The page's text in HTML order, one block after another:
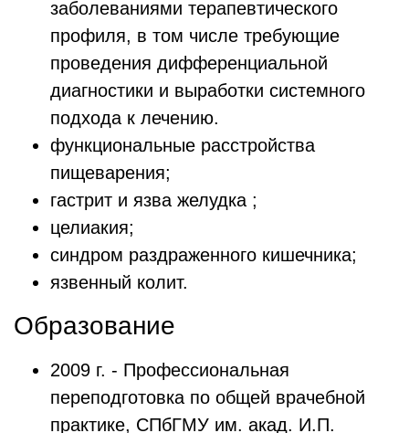
заболеваниями терапевтического
профиля, в том числе требующие
проведения дифференциальной
диагностики и выработки системного
подхода к лечению.
функциональные расстройства
пищеварения;
гастрит и язва желудка ;
целиакия;
синдром раздраженного кишечника;
язвенный колит.
Образование
2009 г. - Профессиональная
переподготовка по общей врачебной
практике, СПбГМУ им. акад. И.П.